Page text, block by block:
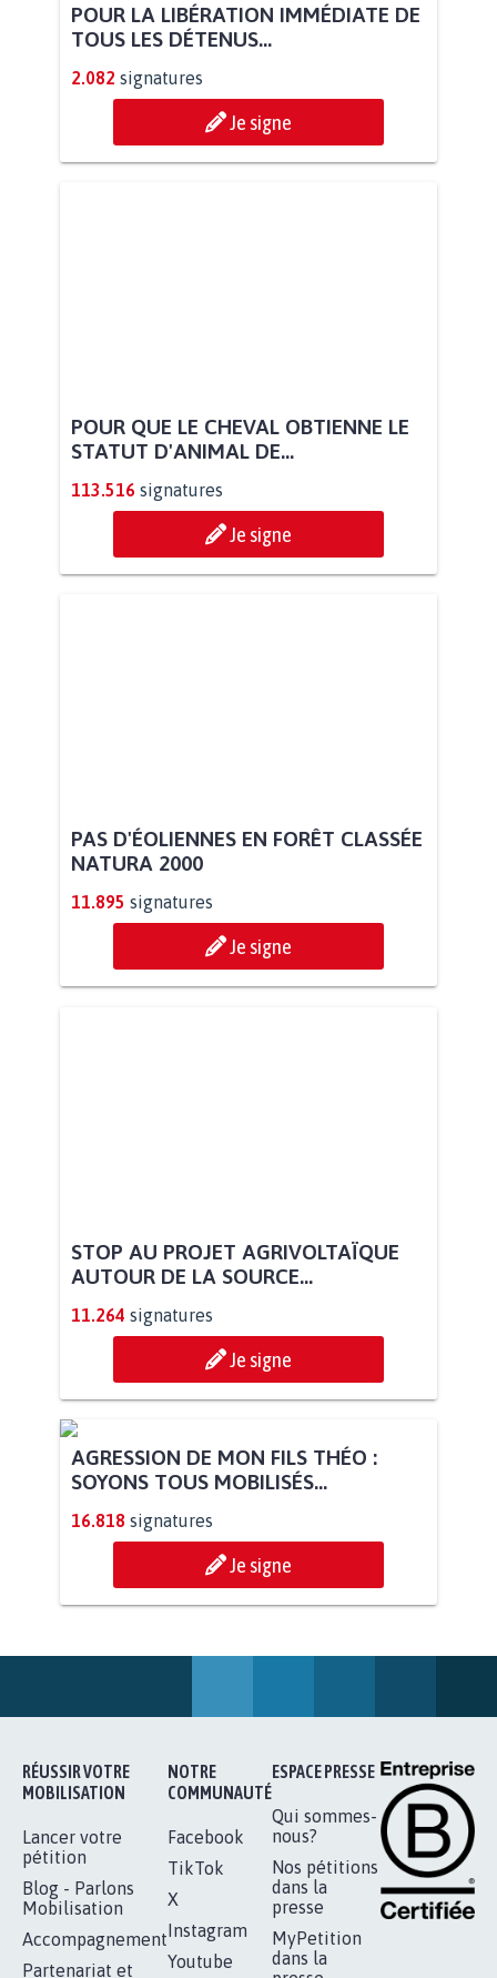
POUR LA LIBÉRATION IMMÉDIATE DE
TOUS LES DÉTENUS...
2.082 signatures
Je signe
POUR QUE LE CHEVAL OBTIENNE LE
STATUT D'ANIMAL DE...
113.516 signatures
Je signe
PAS D'ÉOLIENNES EN FORÊT CLASSÉE
NATURA 2000
11.895 signatures
Je signe
STOP AU PROJET AGRIVOLTAÏQUE
AUTOUR DE LA SOURCE...
11.264 signatures
Je signe
AGRESSION DE MON FILS THÉO :
Je signe